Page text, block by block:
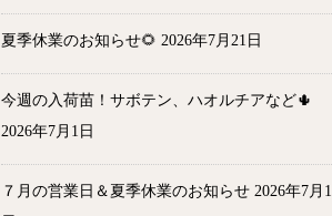
夏季休業のお知らせ🌻 2026年7月21日
今週の入荷苗！サボテン、ハオルチアなど🌵
2026年7月1日
７月の営業日＆夏季休業のお知らせ 2026年7月1